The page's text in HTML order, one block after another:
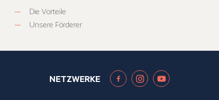
Die Vorteile
Unsere Förderer
NETZWERKE